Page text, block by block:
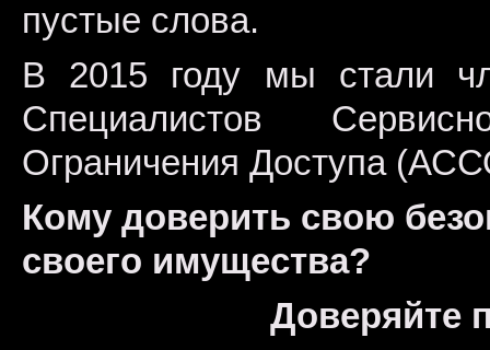
пустые слова.
В 2015 году мы стали
Специалистов
Ограничения Доступа
Кому доверить свою
своего имущества?
Доверяйте